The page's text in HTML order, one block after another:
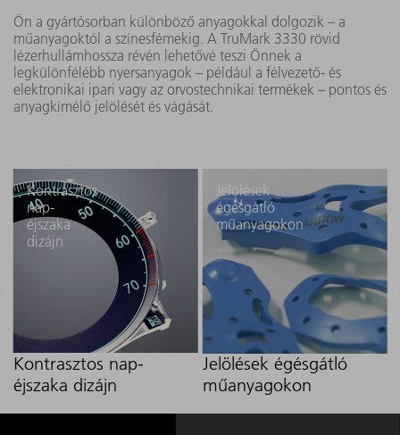
Ön a gyártósorban különböző anyagokkal dolgozik – a
műanyagoktól a színesfémekig. A TruMark 3330 rövid
lézerhullámhossza révén lehetővé teszi Önnek a
legkülönfélébb nyersanyagok – például a félvezető- és
elektronikai ipari vagy az orvostechnikai termékek – pontos és
anyagkímélő jelölését és vágását.
Kontrasztos
nap-
éjszaka
dizájn
Kontrasztos nap-
éjszaka dizájn
Jelölések
égésgátló
műanyagokon
Jelölések égésgátló
műanyagokon